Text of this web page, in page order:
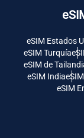
eSIM Estados
eSIM Turquía
eSIM de
eSIM India
eSIM